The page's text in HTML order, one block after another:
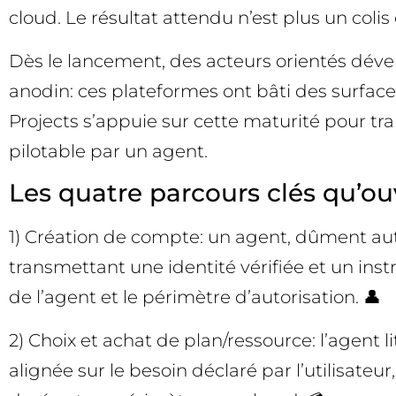
cloud. Le résultat attendu n’est plus un
Dès le lancement, des acteurs orientés
anodin: ces plateformes ont bâti des
Projects s’appuie sur cette maturité pour
pilotable par un agent.
Les quatre parcours clés
1) Création de compte: un agent, dûment
transmettant une identité vérifiée et un
de l’agent et le périmètre d’autorisation. 👤
2) Choix et achat de plan/ressource:
alignée sur le besoin déclaré par